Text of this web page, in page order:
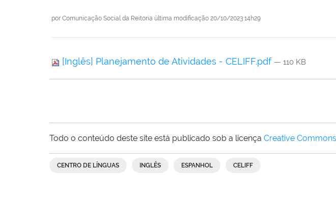
por Comunicação Social da Reitoria última modificação 20/10/2023 14h29
[Inglês] Planejamento de Atividades - CELIFF.pdf — 110 KB
Todo o conteúdo deste site está publicado sob a licença Creative
CENTRO DE LÍNGUAS INGLÊS ESPANHOL CELIFF